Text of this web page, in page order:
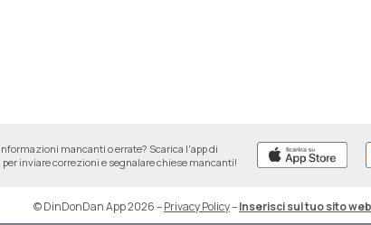
mancanti o errate? Scarica l'app di
per inviare correzioni e segnalare chiese mancanti!
© DinDonDan App 2026–Privacy Policy–Inserisci sul tuo sito web